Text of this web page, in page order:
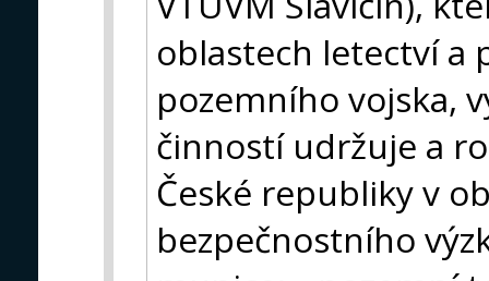
oblastech letectví a
pozemního vojska,
činností udržuje a
České republiky v
bezpečnostního